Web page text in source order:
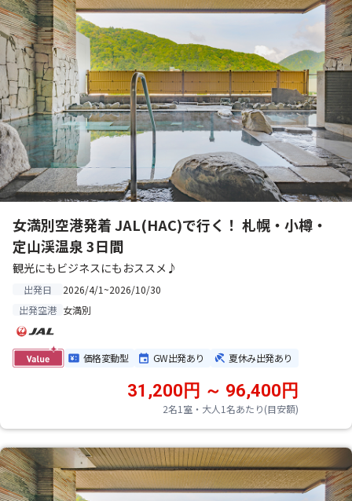
女満別空港発着 JAL(HAC)で行く！ 札幌・小樽・
定山渓温泉 3日間
観光にもビジネスにもおススメ♪
出発日
2026/4/1~2026/10/30
出発空港 女満別
価格変動型 GW出発あり 夏休み出発あり
2名1室・大人1名あたり(目安額)
31,200円 ～ 96,400円